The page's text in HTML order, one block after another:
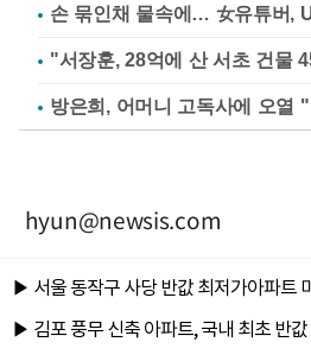
손 묶인채 물속에… 女유튜버,
"서장훈, 28억에 산 서초 건물
방은희, 어머니 고독사에 오열
hyun@newsis.com